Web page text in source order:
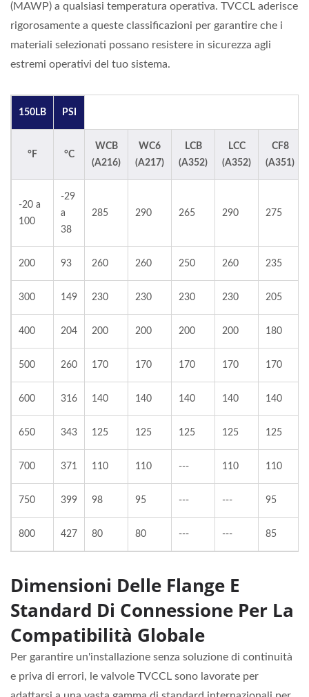
(MAWP) a qualsiasi temperatura operativa. TVCCL aderisce
rigorosamente a queste classificazioni per garantire che i
materiali selezionati possano resistere in sicurezza agli
estremi operativi del tuo sistema.
150LB PSI
°F °C
WCB
(A216)
WC6
(A217)
LCB
(A352)
LCC
(A352)
CF8
(A351)
-20 a
100
-29
a
38
285 290 265 290 275
200 93 260 260 250 260 235
300 149 230 230 230 230 205
400 204 200 200 200 200 180
500 260 170 170 170 170 170
600 316 140 140 140 140 140
650 343 125 125 125 125 125
700 371 110 110 --- 110 110
750 399 98 95 --- --- 95
800 427 80 80 --- --- 85
Dimensioni Delle Flange E
Standard Di Connessione Per La
Compatibilità Globale
Per garantire un'installazione senza soluzione di continuità
e priva di errori, le valvole TVCCL sono lavorate per